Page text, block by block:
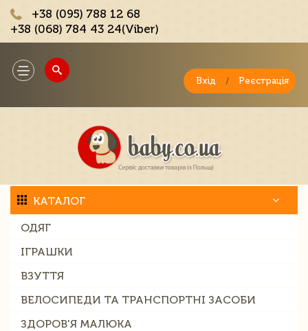
+38 (095) 788 12 68
+38 (068) 784 43 24(Viber)
Toggle
navigation
Вхід / Реєстрація
КАТАЛОГ
ОДЯГ
ІГРАШКИ
ВЗУТТЯ
ВЕЛОСИПЕДИ ТА ТРАНСПОРТНІ ЗАСОБИ
ЗДОРОВ'Я МАЛЮКА